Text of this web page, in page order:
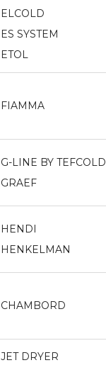
ELCOLD
ES SYSTEM
ETOL
FIAMMA
G-LINE BY TEFCOLD
GRAEF
HENDI
HENKELMAN
CHAMBORD
JET DRYER